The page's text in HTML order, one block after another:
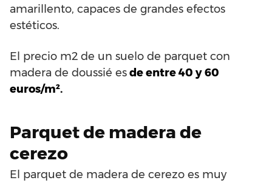
amarillento, capaces de grandes efectos
estéticos.
El precio m2 de un suelo de parquet con
madera de doussié esde entre 40 y 60
euros/m².
Parquet de madera de
cerezo
El parquet de madera de cerezo es muy